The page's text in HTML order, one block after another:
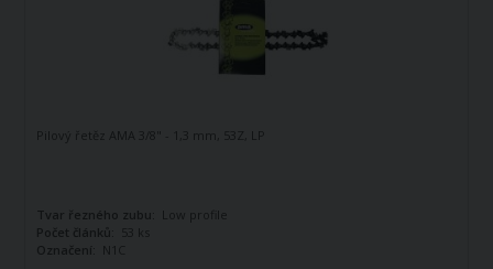
Pilový řetěz AMA 3/8" - 1,3 mm, 53Z, LP
Tvar řezného zubu: Low profile
Počet článků:
53 ks
Označení: N1C